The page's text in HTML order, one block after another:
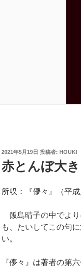
投
日:
2021年5月19日 投稿者: HOUKI
赤とんぼ大
所収：『儚々』（平成
飯島晴子の中でより
も、たいしてこの句
い。
『儚々』は著者の第